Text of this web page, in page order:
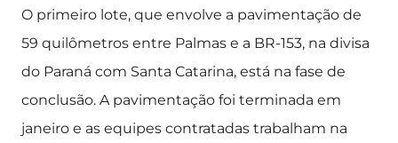
O primeiro lote, que envolve a pavimentação de
59 quilômetros entre Palmas e a BR-153, na divisa
do Paraná com Santa Catarina, está na fase de
conclusão. A pavimentação foi terminada em
janeiro e as equipes contratadas trabalham na